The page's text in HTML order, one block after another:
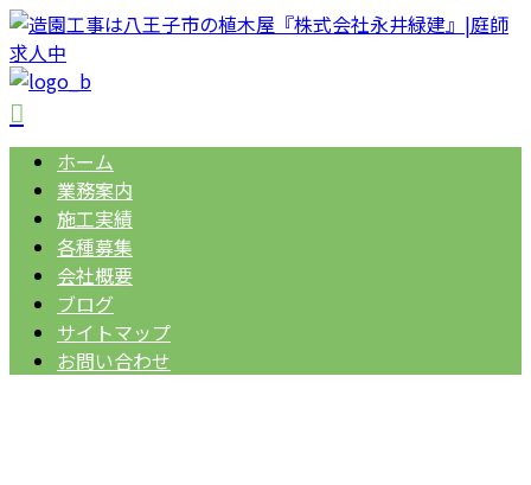
ホーム
業務案内
施工実績
各種募集
会社概要
ブログ
サイトマップ
お問い合わせ